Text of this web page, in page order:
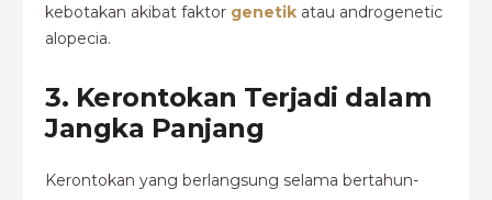
kebotakan akibat faktor genetik atau androgenetic
alopecia.
3. Kerontokan Terjadi dalam
Jangka Panjang
Kerontokan yang berlangsung selama bertahun-